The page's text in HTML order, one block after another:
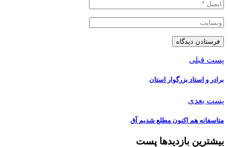
پست قبلی
️برادر و استاد بزرگوار استان
پست بعدی
متاسفانه هم اکنون مطلع شدیم آق
بیشترین بازدیدها پست